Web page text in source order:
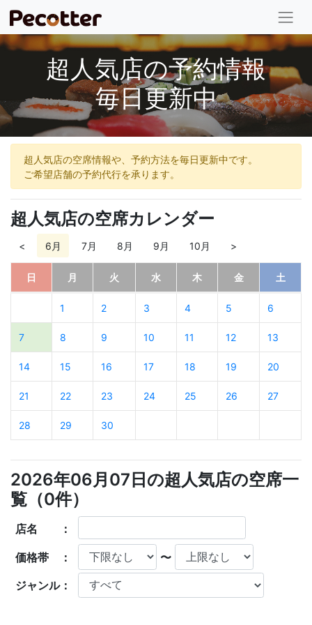
超人気店の予約情報
毎日更新中
超人気店の空席情報や、予約方法を毎日更新中です。
ご希望店舗の予約代行を承ります。
超人気店の空席カレンダー
< 6月 7月 8月 9月 10月 >
日 月 火 水 木 金 土
1 2 3 4 5 6
7 8 9 10 11 12 13
14 15 16 17 18 19 20
21 22 23 24 25 26 27
28 29 30
2026年06月07日の超人気店の空席一
覧（0件）
店名 ：
価格帯 ： 〜
ジャンル：